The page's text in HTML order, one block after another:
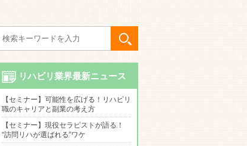
リハビリ業界最新ニュース
【セミナー】可能性を広げる！リハビリ
職のキャリアと副業の考え方
【セミナー】現役セラピストが語る！
“訪問リハが選ばれる”ワケ